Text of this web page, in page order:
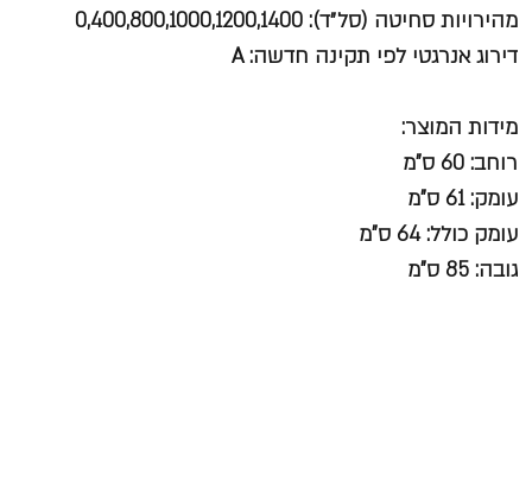
מהירויות סחיטה (סל״ד): 0,400,800,1000,1200,1400
דירוג אנרגטי לפי תקינה חדשה: A
מידות המוצר:
רוחב: 60 ס"מ
עומק: 61 ס"מ
עומק כולל: 64 ס"מ
גובה: 85 ס"מ